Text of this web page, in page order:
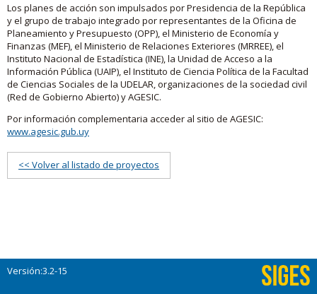
Los planes de acción son impulsados por Presidencia de la República
y el grupo de trabajo integrado por representantes de la Oficina de
Planeamiento y Presupuesto (OPP), el Ministerio de Economía y
Finanzas (MEF), el Ministerio de Relaciones Exteriores (MRREE), el
Instituto Nacional de Estadística (INE), la Unidad de Acceso a la
Información Pública (UAIP), el Instituto de Ciencia Política de la Facultad
de Ciencias Sociales de la UDELAR, organizaciones de la sociedad civil
(Red de Gobierno Abierto) y AGESIC.
Por información complementaria acceder al sitio de AGESIC:
www.agesic.gub.uy
<< Volver al listado de proyectos
Versión:3.2-15